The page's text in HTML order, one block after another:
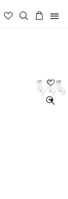
תפריט
ראשי
מארז
שלישיית
גרביים